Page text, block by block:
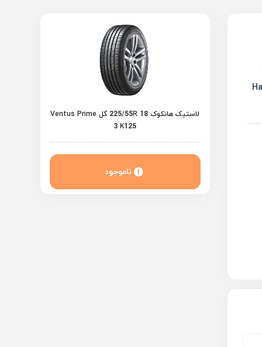
لاستیک هانکوک 225/55R 18 گل Ventus Prime
3 K125
ناموجود